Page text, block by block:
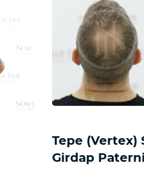
Tepe (Vertex)
Girdap